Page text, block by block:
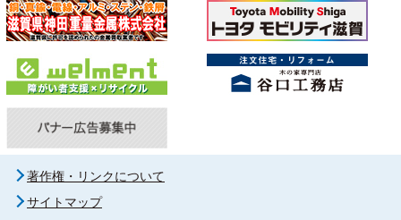
著作権・リンクについて
サイトマップ